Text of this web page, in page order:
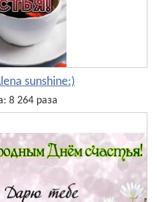
sunshine:)
8 264 раза